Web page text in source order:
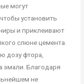
могут
установить
и приклеивают
слюне цемента.
дозу фтора,
эмали. Благодаря
не